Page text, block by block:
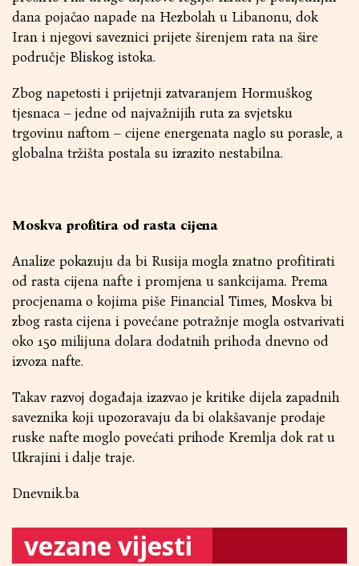
dana pojačao napade na Hezbolah u Libanonu, dok
Iran i njegovi saveznici prijete širenjem rata na šire
područje Bliskog istoka.
Zbog napetosti i prijetnji zatvaranjem Hormuškog
tjesnaca – jedne od najvažnijih ruta za svjetsku
trgovinu naftom – cijene energenata naglo su porasle, a
globalna tržišta postala su izrazito nestabilna.
Moskva profitira od rasta cijena
Analize pokazuju da bi Rusija mogla znatno profitirati
od rasta cijena nafte i promjena u sankcijama. Prema
procjenama o kojima piše Financial Times, Moskva bi
zbog rasta cijena i povećane potražnje mogla ostvarivati
oko 150 milijuna dolara dodatnih prihoda dnevno od
izvoza nafte.
Takav razvoj događaja izazvao je kritike dijela zapadnih
saveznika koji upozoravaju da bi olakšavanje prodaje
ruske nafte moglo povećati prihode Kremlja dok rat u
Ukrajini i dalje traje.
Dnevnik.ba
vezane vijesti